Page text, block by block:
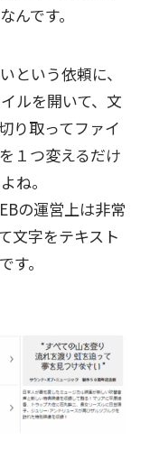
んです。
という依頼に、
ルを開いて、文
り取ってファイ
１つ変えるだけ
ね。
の運営上は非常
文字をテキスト
。